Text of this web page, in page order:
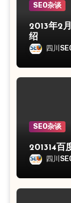
SEO杂谈
2013年2
绍
四川
SEO杂谈
201314百
四川